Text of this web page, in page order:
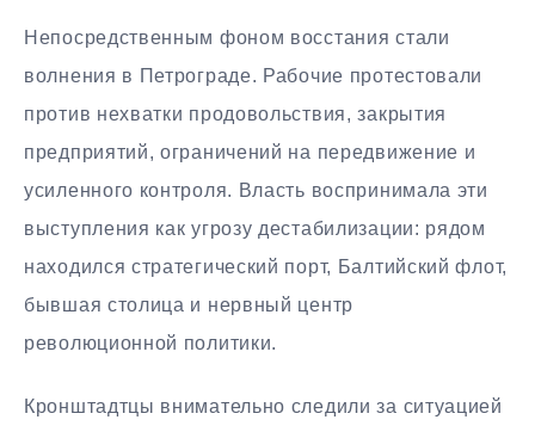
Непосредственным фоном восстания стали
волнения в Петрограде. Рабочие протестовали
против нехватки продовольствия, закрытия
предприятий, ограничений на передвижение и
усиленного контроля. Власть воспринимала эти
выступления как угрозу дестабилизации: рядом
находился стратегический порт, Балтийский флот,
бывшая столица и нервный центр
революционной политики.
Кронштадтцы внимательно следили за ситуацией